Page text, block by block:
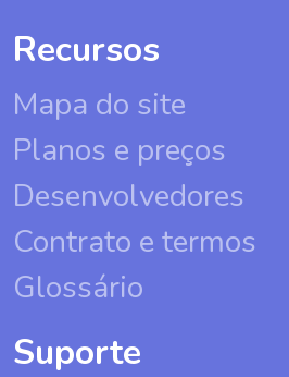
Recursos
Mapa do site
Planos e preços
Desenvolvedores
Contrato e termos
Glossário
Suporte